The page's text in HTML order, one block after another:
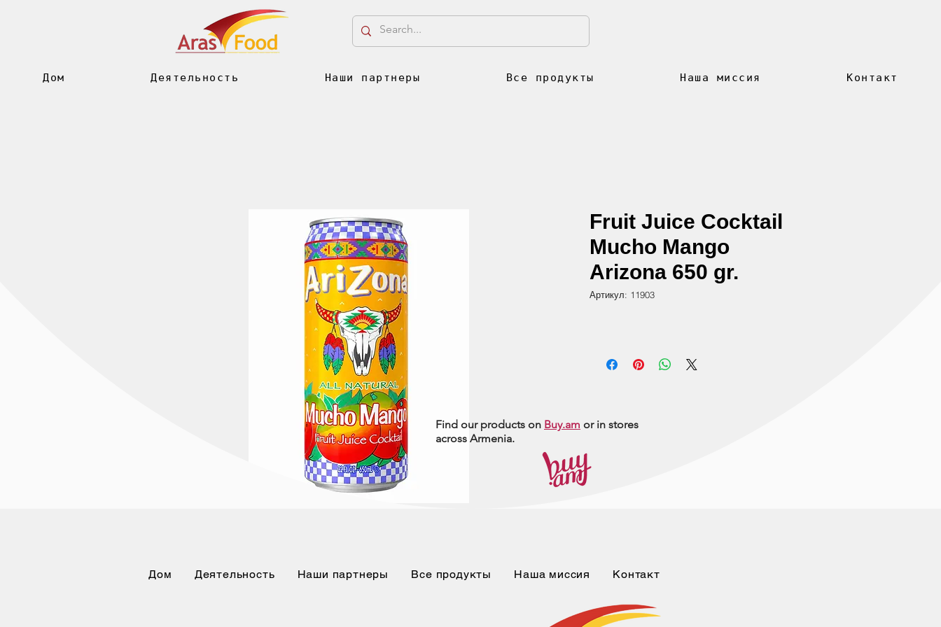
Дом Деятельность Наши партнеры Все продукты Наша миссия Контакт
Fruit Juice Cocktail
Mucho Mango
Arizona 650 gr.
Артикул: 11903
Find our products on Buy.am or in stores
across Armenia.
Дом Деятельность Наши партнеры Все продукты Наша миссия Контакт